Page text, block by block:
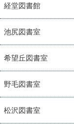
経堂図書館
池尻図書室
希望丘図書室
野毛図書室
松沢図書室